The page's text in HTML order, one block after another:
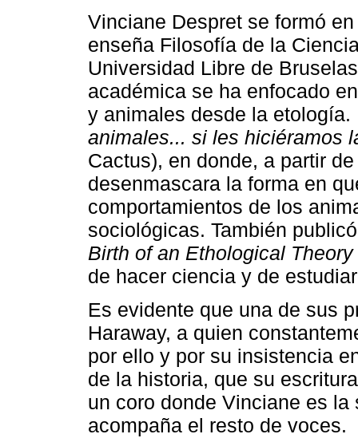
Vinciane Despret se formó
enseña Filosofía de la
Universidad Libre de
académica se ha enfocado
y animales desde la
animales... si les hiciéramos
Cactus), en donde, a partir
desenmascara la forma en
comportamientos de los
sociológicas. También
Birth of an Ethological Theory
de hacer ciencia y de
Es evidente que una de sus
Haraway, a quien
por ello y por su insistencia
de la historia, que su
un coro donde Vinciane es
acompaña el resto de voces.